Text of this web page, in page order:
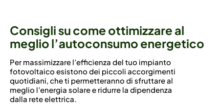
Consigli su come ottimizzare al
meglio l’autoconsumo energetico
Per massimizzare l’efficienza del tuo impianto
fotovoltaico esistono dei piccoli accorgimenti
quotidiani, che ti permetteranno di sfruttare al
meglio l’energia solare e ridurre la dipendenza
dalla rete elettrica.